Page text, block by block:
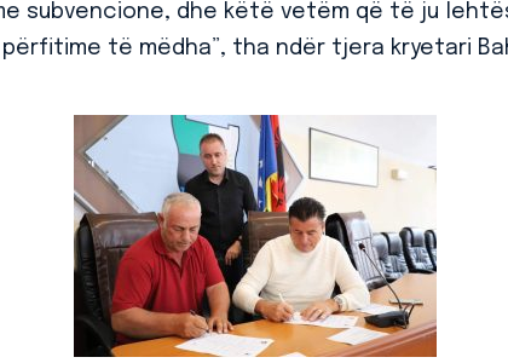
subvencione, dhe këtë vetëm që të ju
të mëdha”, tha ndër tjera kryetari